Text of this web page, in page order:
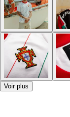
Voir plus